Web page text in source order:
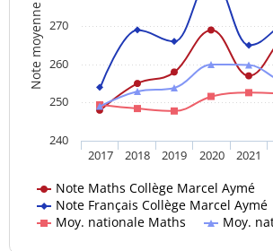
Note moyenne
Note Maths Collège Marcel Aymé
Note Français Collège Marcel Aymé
Moy. nationale Maths
Moy.
2017 2018 2019 2020 2021
240
250
260
270